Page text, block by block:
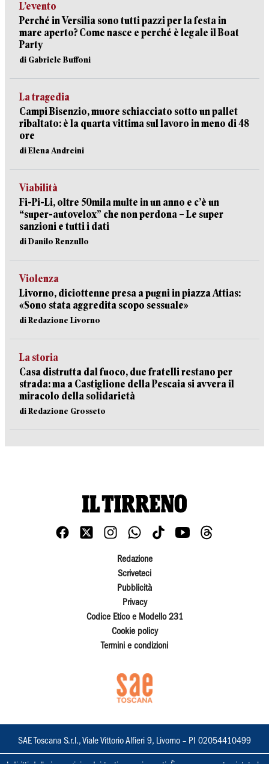
L’evento
Perché in Versilia sono tutti pazzi per la festa in
mare aperto? Come nasce e perché è legale il Boat
Party
di Gabriele Buffoni
La tragedia
Campi Bisenzio, muore schiacciato sotto un pallet
ribaltato: è la quarta vittima sul lavoro in meno di 48
ore
di Elena Andreini
Viabilità
Fi-Pi-Li, oltre 50mila multe in un anno e c’è un
“super-autovelox” che non perdona – Le super
sanzioni e tutti i dati
di Danilo Renzullo
Violenza
Livorno, diciottenne presa a pugni in piazza Attias:
«Sono stata aggredita scopo sessuale»
di Redazione Livorno
La storia
Casa distrutta dal fuoco, due fratelli restano per
strada: ma a Castiglione della Pescaia si avvera il
miracolo della solidarietà
di Redazione Grosseto
Redazione
Scriveteci
Pubblicità
Privacy
Codice Etico e Modello 231
Cookie policy
Termini e condizioni
SAE Toscana S.r.l., Viale Vittorio Alfieri 9, Livorno – PI 02054410499